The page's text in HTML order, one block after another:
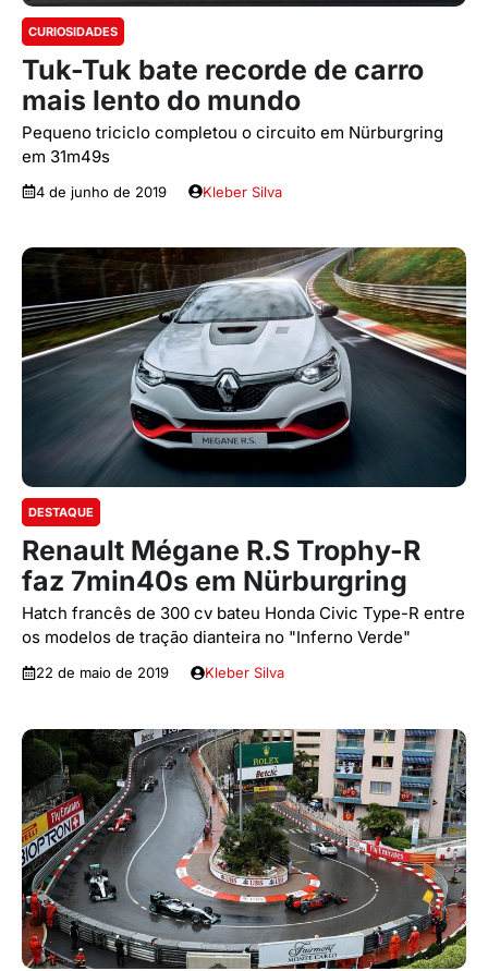
CURIOSIDADES
Tuk-Tuk bate recorde de carro
mais lento do mundo
Pequeno triciclo completou o circuito em Nürburgring
em 31m49s
4 de junho de 2019 Kleber Silva
DESTAQUE
Renault Mégane R.S Trophy-R
faz 7min40s em Nürburgring
Hatch francês de 300 cv bateu Honda Civic Type-R entre
os modelos de tração dianteira no "Inferno Verde"
22 de maio de 2019 Kleber Silva